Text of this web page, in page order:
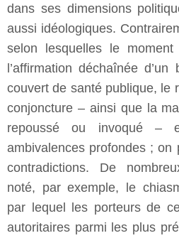
dans ses dimensions
aussi idéologiques.
selon lesquelles le
l’affirmation déchaînée
couvert de santé publique, le
conjoncture – ainsi que la
repoussé ou invoqué –
ambivalences profondes ; on
contradictions. De
noté, par exemple, le
par lequel les porteurs de
autoritaires parmi les plus